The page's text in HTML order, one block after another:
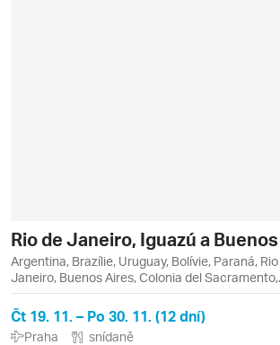
Rio de Janeiro, Iguazú a
Argentina, Brazílie, Uruguay, Bolívie, Paraná,
Janeiro, Buenos Aires, Colonia del Sacramento,
Copacabana, Foz do Iguaçu, Ipanema, Leblon,
Čt 19. 11. – Po 30. 11. (12 dní)
Praha snídaně